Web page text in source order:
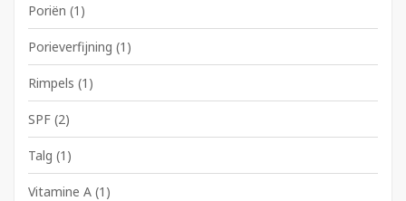
Poriën (1)
Porieverfijning (1)
Rimpels (1)
SPF (2)
Talg (1)
Vitamine A (1)